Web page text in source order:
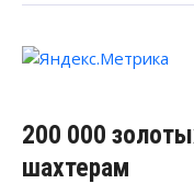
200 000
шахтерам